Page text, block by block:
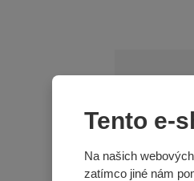
Tento e-
Na našich
zatímco jiné nám